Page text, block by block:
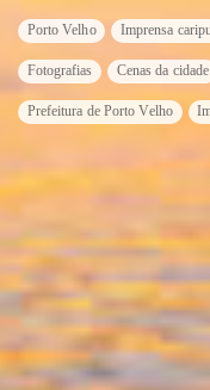
Porto Velho Imprensa
Fotografias Cenas da cidade
Prefeitura de Porto Velho